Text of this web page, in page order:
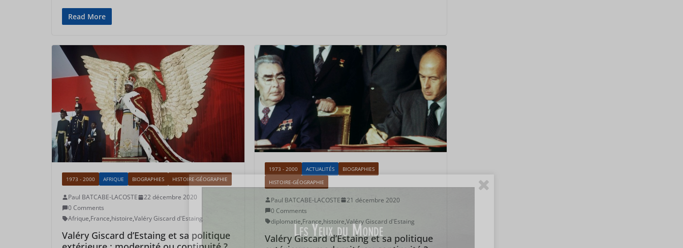
Read More
1973 - 2000 AFRIQUE BIOGRAPHIES HISTOIRE-GÉOGRAPHIE
Paul BATCABE-LACOSTE
22 décembre 2020
0 Comments
Afrique,France,histoire,Valéry Giscard d'Estaing
Valéry Giscard d’Estaing et sa politique
1973 - 2000 ACTUALITÉS
BIOGRAPHIES
HISTOIRE-GÉOGRAPHIE
Paul BATCABE-LACOSTE
21 décembre 2020
0 Comments
diplomatie,France,histoire,Valéry Giscard d'Estaing
Valéry Giscard d’Estaing et sa politique